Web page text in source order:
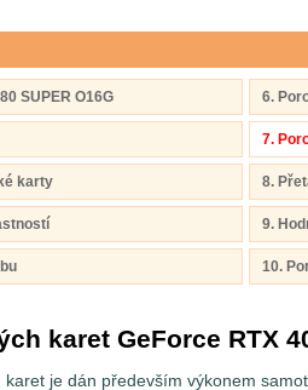
SUPER O16G 6.
7.
karty 8.
9.
10.
karet GeForce RTX
karet je dán především výkonem